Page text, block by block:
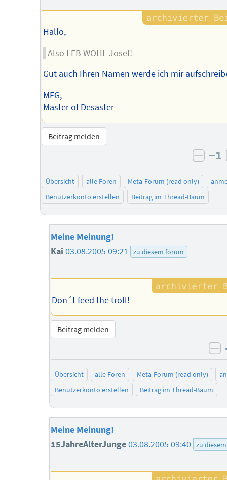
Hallo,
Also LEB WOHL Josef!
Gut auch Ihren Namen werde ich mir
MFG,
Master of Desaster
Beitrag melden
−1
Übersicht alle Foren Meta-Forum (read only)
Benutzerkonto erstellen
Beitrag im Thread-Baum
Meine Meinung!
Kai 03.08.2005 09:21 zu diesem forum
Don´t feed the troll!
Beitrag melden
Übersicht alle Foren Meta-Forum (read only)
Benutzerkonto erstellen
Beitrag im Thread-Baum
Meine Meinung!
15JahreAlterJunge03.08.2005 09:40 zu